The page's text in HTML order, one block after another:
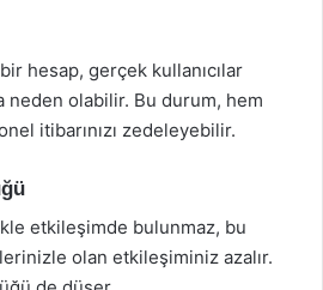
hesap, gerçek kullanıcılar
neden olabilir. Bu durum, hem
itibarınızı zedeleyebilir.
etkileşimde bulunmaz, bu
olan etkileşiminiz azalır.